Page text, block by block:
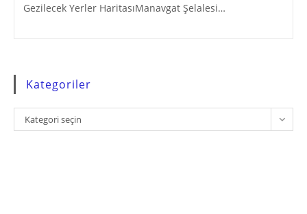
Gezilecek Yerler HaritasıManavgat Şelalesi…
Kategoriler
Kategoriler
Kategori seçin